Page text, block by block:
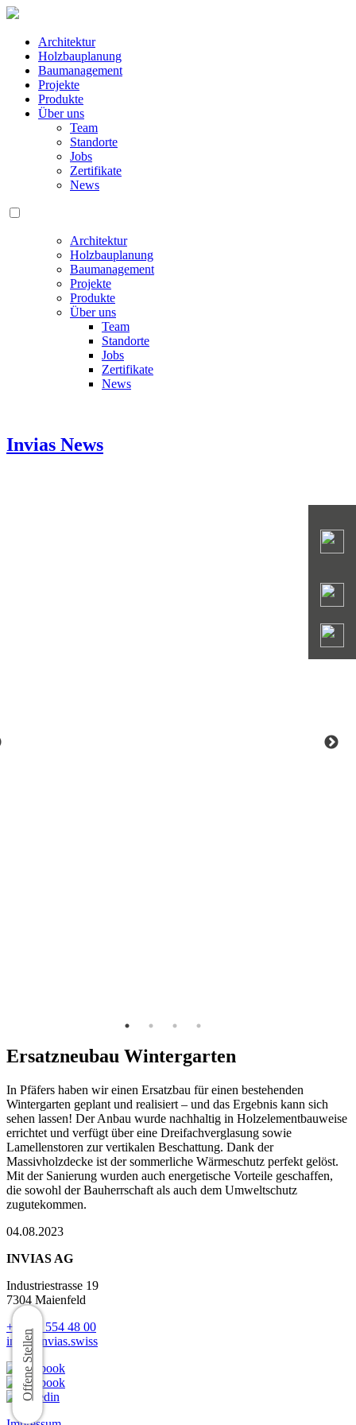
Architektur
Holzbauplanung
Baumanagement
Projekte
Produkte
Über uns
Team
Standorte
Jobs
Zertifikate
News
Architektur
Holzbauplanung
Baumanagement
Projekte
Produkte
Über uns
Team
Standorte
Jobs
Zertifikate
News
Invias News
Ersatzneubau Wintergarten
In Pfäfers haben wir einen Ersatzbau für einen bestehenden
Wintergarten geplant und realisiert – und das Ergebnis kann sich
sehen lassen! Der Anbau wurde nachhaltig in Holzelementbauweise
errichtet und verfügt über eine Dreifachverglasung sowie
Lamellenstoren zur vertikalen Beschattung. Dank der
Massivholzdecke ist der sommerliche Wärmeschutz perfekt gelöst.
Mit der Sanierung wurden auch energetische Vorteile geschaffen,
die sowohl der Bauherrschaft als auch dem Umweltschutz
zugutekommen.
04.08.2023
INVIAS AG
Offene Stellen
Industriestrasse 19
7304 Maienfeld
+41 81 554 48 00
info@invias.swiss